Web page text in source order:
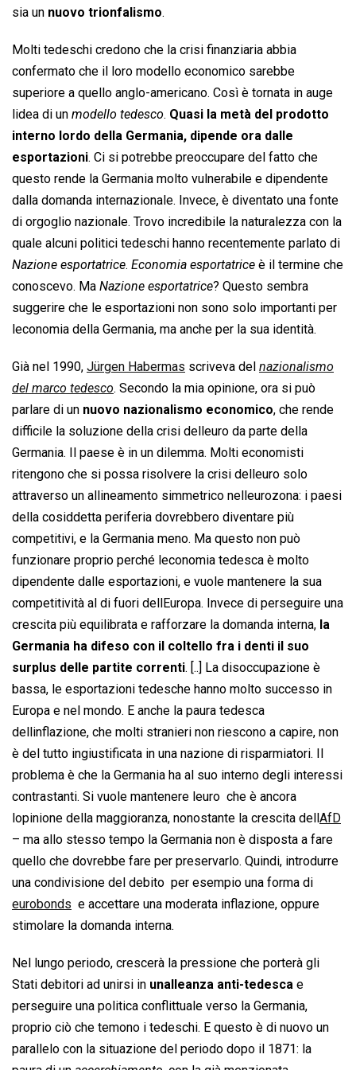
sia un nuovo trionfalismo.
Molti tedeschi credono che la crisi finanziaria abbia
confermato che il loro modello economico sarebbe
superiore a quello anglo-americano. Così è tornata in auge
lidea di un  modello tedesco. Quasi la metà del prodotto
interno lordo della Germania, dipende ora dalle
esportazioni. Ci si potrebbe preoccupare del fatto che
questo rende la Germania molto vulnerabile e dipendente
dalla domanda internazionale. Invece, è diventato una fonte
di orgoglio nazionale. Trovo incredibile la naturalezza con la
quale alcuni politici tedeschi hanno recentemente parlato di
Nazione esportatrice.  Economia esportatrice  è il termine che
conoscevo. Ma  Nazione esportatrice? Questo sembra
suggerire che le esportazioni non sono solo importanti per
leconomia della Germania, ma anche per la sua identità.
Già nel 1990, Jürgen Habermas scriveva del  nazionalismo
del marco tedesco. Secondo la mia opinione, ora si può
parlare di un nuovo nazionalismo economico, che rende
difficile la soluzione della crisi delleuro da parte della
Germania. Il paese è in un dilemma. Molti economisti
ritengono che si possa risolvere la crisi delleuro solo
attraverso un allineamento simmetrico nelleurozona: i paesi
della cosiddetta periferia dovrebbero diventare più
competitivi, e la Germania meno. Ma questo non può
funzionare proprio perché leconomia tedesca è molto
dipendente dalle esportazioni, e vuole mantenere la sua
competitività al di fuori dellEuropa. Invece di perseguire una
crescita più equilibrata e rafforzare la domanda interna, la
Germania ha difeso con il coltello fra i denti il suo
surplus delle partite correnti. [..] La disoccupazione è
bassa, le esportazioni tedesche hanno molto successo in
Europa e nel mondo. E anche la paura tedesca
dellinflazione, che molti stranieri non riescono a capire, non
è del tutto ingiustificata in una nazione di risparmiatori. Il
problema è che la Germania ha al suo interno degli interessi
contrastanti. Si vuole mantenere leuro  che è ancora
lopinione della maggioranza, nonostante la crescita dell AfD
– ma allo stesso tempo la Germania non è disposta a fare
quello che dovrebbe fare per preservarlo. Quindi, introdurre
una condivisione del debito  per esempio una forma di
eurobonds  e accettare una moderata inflazione, oppure
stimolare la domanda interna.
Nel lungo periodo, crescerà la pressione che porterà gli
Stati debitori ad unirsi in unalleanza anti-tedesca e
perseguire una politica conflittuale verso la Germania,
proprio ciò che temono i tedeschi. E questo è di nuovo un
parallelo con la situazione del periodo dopo il 1871: la